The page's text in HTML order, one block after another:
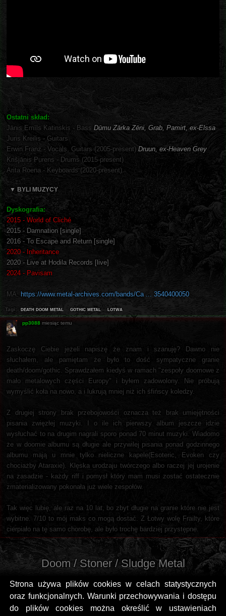
Strona używa plików cookies w celach statystycznych
oraz funkcjonalnych. Warunki przechowywania i dostępu
do plików cookies można określić w ustawieniach
Ostatni skład:
Jānis Emīls Katinskis - Bass Dūmu Zārka Zēni, Grab, Pamirt, ex-Elssa
Juris Kreilis - Guitars
Erwin Franz - Vocals, Guitars (2005-present) Druun, ex-Heaven Grey
Krišjānis Purens - Drums (2015-present)
Arita Roena - Keyboards (2020-present)
▼ BYLI MUZYCY
Dyskografia:
2015 - World of Cliché
2015 - Damnation [single]
2016 - To Escape and Return [single]
2020 - Inheritance
2020 - Live at Hodila Records [live]
2024 - Pavisam
MA: https://www.metal-archives.com/bands/Ca ... 3540400050
Tagi: death doom metal gothic metal lotwa
pp3088 miesiąc temu
Zaskoczę Ciebie jeżeli napiszę że znam i szanuję? Dawno nie
słuchałem, ale pamiętam że było to dość sympatyczne granie
death/doom/gothic. Sprawdzałem kiedyś w ramach "zespoły doomowe z
mało metalowych części Europy" i byłem zadowolony. Nie próbują
wymyślić koła na nowo, a i lukrują mniej niż ich śfińscy koledzy.
Z drugiej strony brak przebojowości oznacza też brak umiejętności
pisania zwięzłej muzyki. I o ile ich pierwszy album jeszcze idzie
wysłuchać to na drugim nagrali sporo ponad 70 minut muzyki. Wiadomo
że w doomie albumu są długie ale przywilej pisania ponad godzinnego
albumu mają u mnie tylko nieliczne kapele(Esoteric, Evoken czy
chociażby Ataraxie). Klęska urodzaju twórczego albo raczej jej urojenie
na zasadzie - każdy riff i pomysł który mam musi zostać ostatecznie
zmaterializowany pokonała już wiele zespołów.
Tak więc lubię, ale raz na 10 lat, bo zbyt długie na granie które nie jest
wybitne. 7/10 to mój maks co mogą dostać. Z Łotwy wolę Frailty, które
cierpiało na tę samo chorobę, ale było trochę bardziej przystępne.
Doom / Stoner / Sludge Metal